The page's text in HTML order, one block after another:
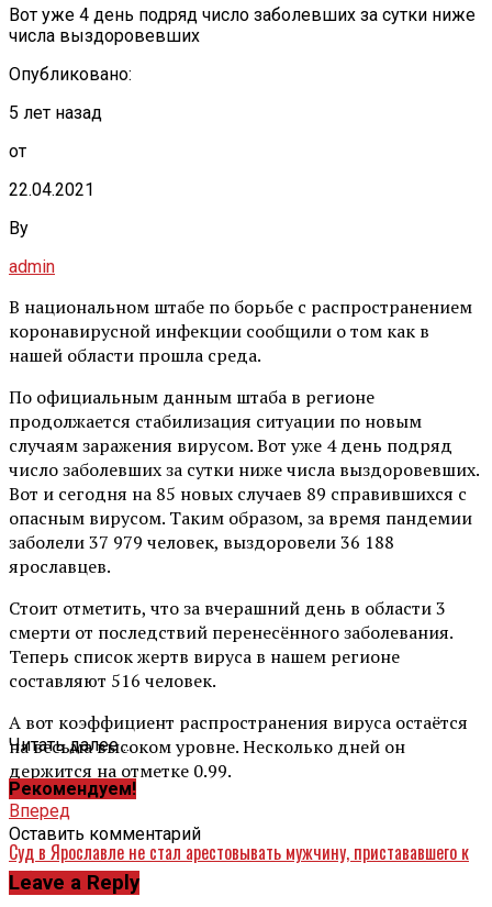
Вот уже 4 день подряд число заболевших за сутки ниже
числа выздоровевших
Опубликовано:
5 лет назад
от
22.04.2021
By
admin
В национальном штабе по борьбе с распространением
коронавирусной инфекции сообщили о том как в
нашей области прошла среда.
По официальным данным штаба в регионе
продолжается стабилизация ситуации по новым
случаям заражения вирусом. Вот уже 4 день подряд
число заболевших за сутки ниже числа выздоровевших.
Вот и сегодня на 85 новых случаев 89 справившихся с
опасным вирусом. Таким образом, за время пандемии
заболели 37 979 человек, выздоровели 36 188
ярославцев.
Стоит отметить, что за вчерашний день в области 3
смерти от последствий перенесённого заболевания.
Теперь список жертв вируса в нашем регионе
составляют 516 человек.
А вот коэффициент распространения вируса остаётся
на весьма высоком уровне. Несколько дней он
держится на отметке 0.99.
Вперед
Суд в Ярославле не стал арестовывать мужчину, пристававшего к
ребенку
Читать далее ...
Рекомендуем!
Оставить комментарий
Leave a Reply